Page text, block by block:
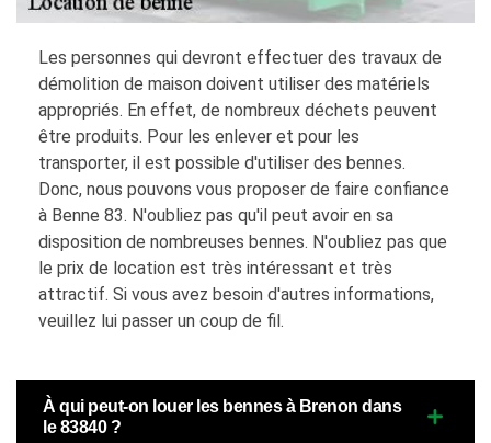
Les personnes qui devront effectuer des travaux de
démolition de maison doivent utiliser des matériels
appropriés. En effet, de nombreux déchets peuvent
être produits. Pour les enlever et pour les
transporter, il est possible d'utiliser des bennes.
Donc, nous pouvons vous proposer de faire confiance
à Benne 83. N'oubliez pas qu'il peut avoir en sa
disposition de nombreuses bennes. N'oubliez pas que
le prix de location est très intéressant et très
attractif. Si vous avez besoin d'autres informations,
veuillez lui passer un coup de fil.
À qui peut-on louer les bennes à Brenon dans
le 83840 ?